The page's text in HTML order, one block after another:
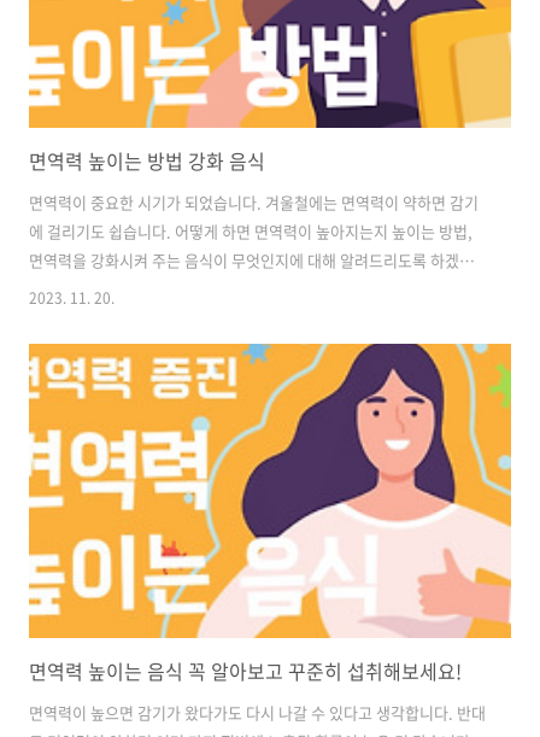
면역력 높이는 방법 강화 음식
면역력이 중요한 시기가 되었습니다. 겨울철에는 면역력이 약하면 감기
에 걸리기도 쉽습니다. 어떻게 하면 면역력이 높아지는지 높이는 방법,
면역력을 강화시켜 주는 음식이 무엇인지에 대해 알려드리도록 하겠습
니다. 면역력 높이는 방법 강화 음식 면역력이 낮으면 감기에도 잘 걸리
게 해야 하는지 어떤 음식을 먹어야 좋을지에 대해 알아보겠습니다. 꼼꼼
히 잘 읽어주시길 바랍니다. 적정량의 운동 건강을 위해 적정시간 이상
꾸준히 운동을 해주는 것이 좋습니다. 적어도 주 3회 이상 걷기, 수영, 자
전거 타기 등등의 유산소 운동이 좋다고 합니다. 땀이 살짝 나는 정도로
만 해도 효과적이라고 합니다. 전문가들은 하루에 만보 걷기를 권장한다
고 합니다. 하지만 ..
2023. 11. 20.
면역력 높이는 음식 꼭 알아보고 꾸준히 섭취해보세요!
면역력이 높으면 감기가 왔다가도 다시 나갈 수 있다고 생각합니다. 반대